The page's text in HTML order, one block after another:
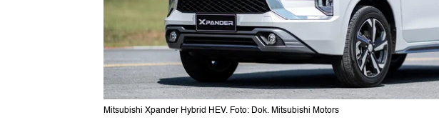
Mitsubishi Xpander Hybrid HEV. Foto: Dok. Mitsubishi Motors